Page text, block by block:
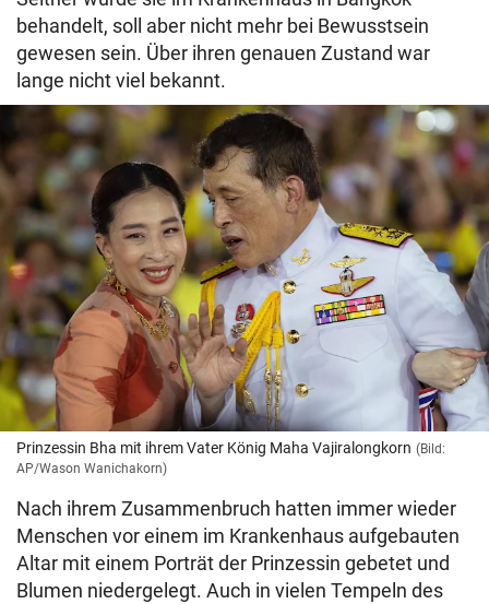
behandelt, soll aber nicht mehr bei Bewusstsein
gewesen sein. Über ihren genauen Zustand war
lange nicht viel bekannt.
Prinzessin Bha mit ihrem Vater König Maha Vajiralongkorn (Bild:
AP/Wason Wanichakorn)
Nach ihrem Zusammenbruch hatten immer wieder
Menschen vor einem im Krankenhaus aufgebauten
Altar mit einem Porträt der Prinzessin gebetet und
Blumen niedergelegt. Auch in vielen Tempeln des